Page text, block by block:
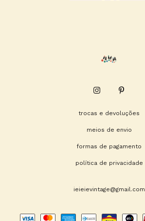
trocas e devoluções
meios de envio
formas de pagamento
política de privacidade
ieieievintage@gmail.com